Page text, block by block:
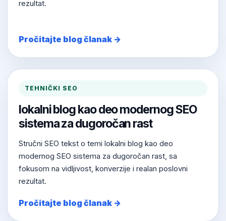
rezultat.
Pročitajte blog članak →
TEHNIČKI SEO
lokalni blog kao deo modernog SEO
sistema za dugoročan rast
Stručni SEO tekst o temi lokalni blog kao deo
modernog SEO sistema za dugoročan rast, sa
fokusom na vidljivost, konverzije i realan poslovni
rezultat.
Pročitajte blog članak →